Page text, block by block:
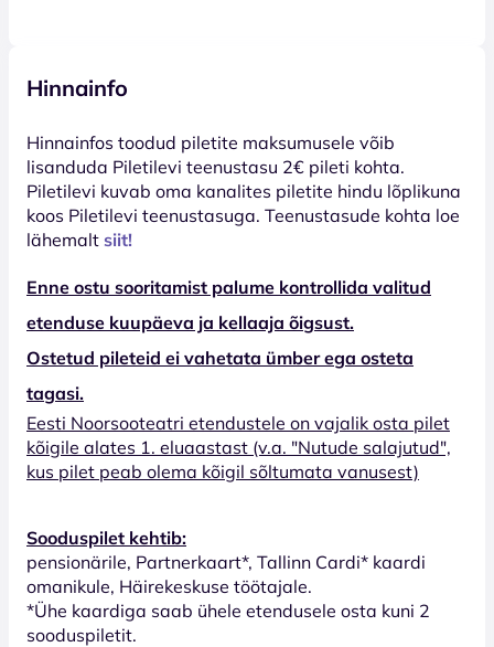
Hinnainfo
Hinnainfos toodud piletite maksumusele võib
lisanduda Piletilevi teenustasu 2€ pileti kohta.
Piletilevi kuvab oma kanalites piletite hindu lõplikuna
koos Piletilevi teenustasuga. Teenustasude kohta loe
lähemalt siit!
Enne ostu sooritamist palume kontrollida valitud
etenduse kuupäeva ja kellaaja õigsust.
Ostetud pileteid ei vahetata ümber ega osteta
tagasi.
Eesti Noorsooteatri etendustele on vajalik osta pilet
kõigile alates 1. eluaastast (v.a. "Nutude salajutud",
kus pilet peab olema kõigil sõltumata vanusest)
Sooduspilet kehtib:
pensionärile, Partnerkaart*, Tallinn Cardi* kaardi
omanikule, Häirekeskuse töötajale.
*Ühe kaardiga saab ühele etendusele osta kuni 2
sooduspiletit.